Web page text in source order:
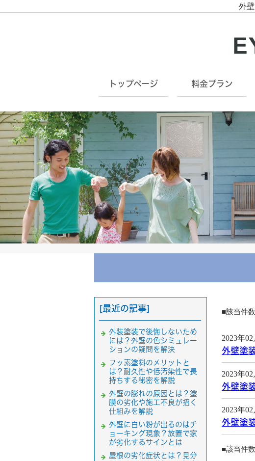
外
トップページ 料金プラン
■該当件
2023年
外壁塗
2023年
外壁塗
2023年
外壁塗
■該当件
[最近の記事]
外装塗装で後悔しないため
には？外壁の色シミュレー
ションの疑問を解決
フッ素塗料のメリットと
は？耐久性や低汚染性で長
持ちする秘密を解説
外壁の膨れの原因とは？塗
膜の劣化や施工不良が招く
仕組みを解説
外壁に白い粉が出るのはチ
ョーキング現象？放置で家
が劣化するサインとは
屋根の劣化症状とは？見分